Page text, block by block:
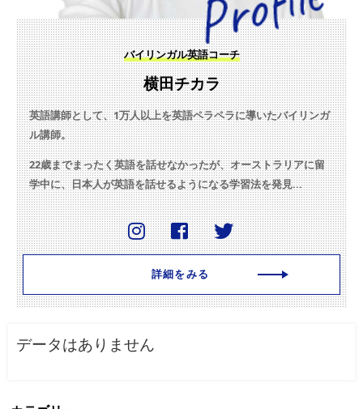
バイリンガル英語コーチ
横田チカラ
英語講師として、1万人以上を英語ペラペラに導いたバイリンガ
ル講師。
22歳までまったく英語を話せなかったが、オーストラリアに留
学中に、日本人が英語を話せるようになる学習法を発見...
詳細をみる
データはありません